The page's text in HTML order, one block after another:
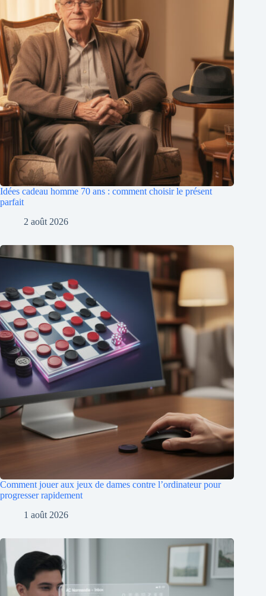
Idées cadeau homme 70 ans : comment choisir le présent
parfait
2 août 2026
Comment jouer aux jeux de dames contre l’ordinateur pour
progresser rapidement
1 août 2026